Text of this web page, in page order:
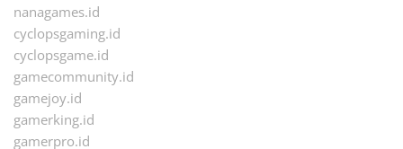
nanagames.id
cyclopsgaming.id
cyclopsgame.id
gamecommunity.id
gamejoy.id
gamerking.id
gamerpro.id